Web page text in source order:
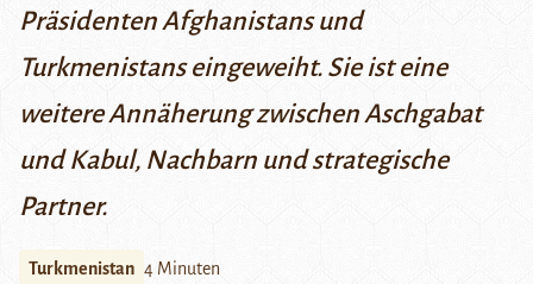
Präsidenten Afghanistans und
Turkmenistans eingeweiht. Sie ist eine
weitere Annäherung zwischen Aschgabat
und Kabul, Nachbarn und strategische
Partner.
Turkmenistan 4 Minuten